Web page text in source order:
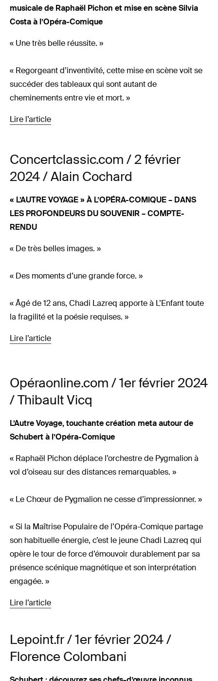
musicale de Raphaël Pichon et mise en scène Silvia
Costa à l’Opéra-Comique
« Une très belle réussite. »
« Regorgeant d’inventivité, cette mise en scène voit se
succéder des tableaux qui sont autant de
cheminements entre vie et mort. »
Lire l’article
Concertclassic.com / 2 février
2024 / Alain Cochard
« L’AUTRE VOYAGE » À L’OPÉRA-COMIQUE – DANS
LES PROFONDEURS DU SOUVENIR – COMPTE-
RENDU
« De très belles images. »
« Des moments d’une grande force. »
« Âgé de 12 ans, Chadi Lazreq apporte à L’Enfant toute
la fragilité et la poésie requises. »
Lire l’article
Opéraonline.com / 1er février 2024
/ Thibault Vicq
L’Autre Voyage, touchante création meta autour de
Schubert à l’Opéra-Comique
« Raphaël Pichon déplace l’orchestre de Pygmalion à
vol d’oiseau sur des distances remarquables. »
« Le Chœur de Pygmalion ne cesse d’impressionner. »
« Si la Maîtrise Populaire de l’Opéra-Comique partage
son habituelle énergie, c’est le jeune Chadi Lazreq qui
opère le tour de force d’émouvoir durablement par sa
présence scénique magnétique et son interprétation
engagée. »
Lire l’article
Lepoint.fr / 1er février 2024 /
Florence Colombani